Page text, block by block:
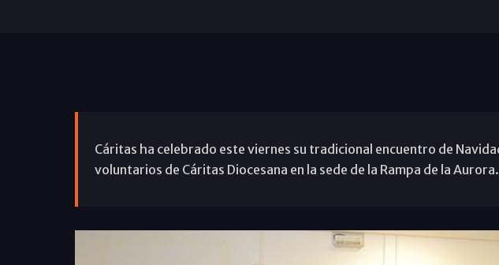
Cáritas ha celebrado este viernes su tradicional encuentro de
voluntarios de Cáritas Diocesana en la sede de la Rampa de la Aurora.